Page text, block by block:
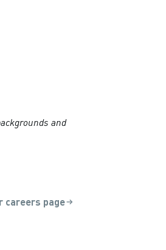
and
careers page